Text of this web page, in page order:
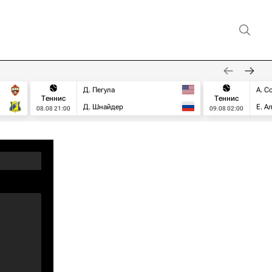
Теннис
08.08 21:00
Д. Пегула
Д. Шнайдер
Теннис
09.08 02:00
А.
Е.